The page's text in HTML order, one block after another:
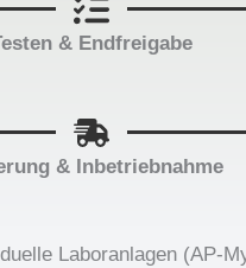
& Endfreigabe
& Inbetriebnahme
Laboranlagen (AP-